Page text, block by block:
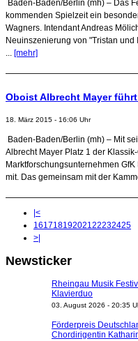
Baden-Baden/Berlin (mh) – Das
kommenden Spielzeit ein
Wagners. Intendant Andreas
Neuinszenierung von "Tristan
[mehr]
Oboist Albrecht Mayer
18. März 2015 - 16:06 Uhr
Baden-Baden/Berlin (mh) – Mit
Albrecht Mayer Platz 1 der
Marktforschungsunternehmen
mit. Das gemeinsam mit der
|<
161718192021 22232425
>|
Newsticker
Rheingau Musik
Klavierduo
03. August 2026 - 20:35
Förderpreis
Chordirigentin